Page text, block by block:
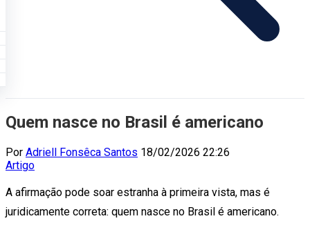
Quem nasce no Brasil é americano
Por Adriell Fonsêca Santos 18/02/2026 22:26
Artigo
A afirmação pode soar estranha à primeira vista, mas é
juridicamente correta: quem nasce no Brasil é americano.